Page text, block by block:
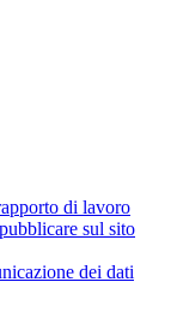
di lavoro
sul sito
dei dati